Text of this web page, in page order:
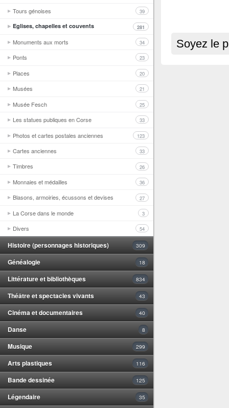
Tours génoises 39
Eglises, chapelles et couvents 281
Monuments aux morts 34
Ponts 23
Places 20
Musées 21
Musée Fesch 25
Les statues publiques en Corse 33
Photos et cartes postales anciennes 123
Cartes anciennes 33
Timbres 26
Monnaies et médailles 36
Blasons, armoiries, écussons et devises 27
La Corse dans le monde 3
Divers 54
Histoire (personnages historiques) 309
Généalogie 18
Littérature et bibliothèques 834
Théâtre et spectacles vivants 43
Cinéma et documentaires 40
Danse 8
Musique 299
Arts plastiques 116
Bande dessinée 125
Légendaire 35
Soyez le